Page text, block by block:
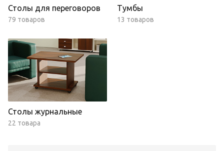
Столы для переговоров
79 товаров
Тумбы
13 товаров
Столы журнальные
22 товара